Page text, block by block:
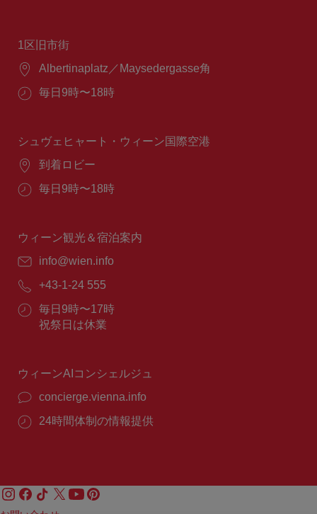
1区旧市街
場
Albertinaplatz／Maysedergasse角
営
間：
毎日9時〜18時
シュヴェヒャート・ウィーン国際空港
場
到着ロビー
営
間：
毎日9時〜18時
ウィーン観光＆宿泊案内
E
ー
ル：
info@wien.info
電
番
号：
+43-1-24 555
営
業
毎日9時〜17時
祝祭日は休業
ウィーンAIコンシェルジュ
concierge.vienna.info
24時間体制の情報提供